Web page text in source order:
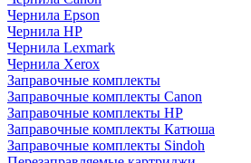
Чернила Epson
Чернила HP
Чернила Lexmark
Чернила Xerox
Заправочные комплекты
Заправочные комплекты Canon
Заправочные комплекты HP
Заправочные комплекты Катюша
Заправочные комплекты Sindoh